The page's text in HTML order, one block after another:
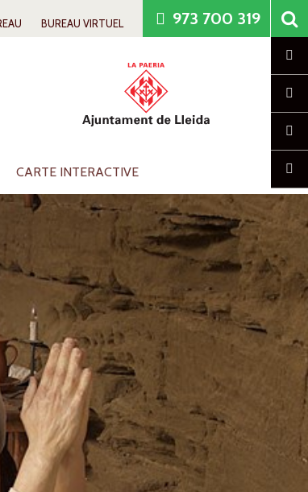
BUREAU VIRTUEL 973 700 319
CARTE INTERACTIVE